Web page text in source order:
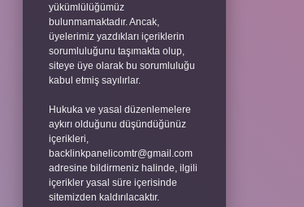
yükümlülüğümüz
bulunmamaktadır. Ancak,
üyelerimiz yazdıkları içeriklerin
sorumluluğunu taşımakta olup,
siteye üye olarak bu sorumluluğu
kabul etmiş sayılırlar.
Hukuka ve yasal düzenlemelere
aykırı olduğunu düşündüğünüz
içerikleri,
backlinkpanelicomtr@gmail.com
adresine bildirmeniz halinde, ilgili
içerikler yasal süre içerisinde
sitemizden kaldırılacaktır.